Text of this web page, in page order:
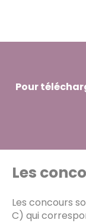
Pour
Les
Les concours
C) qui